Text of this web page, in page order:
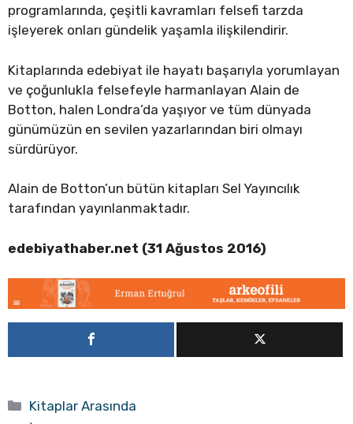
programlarında, çeşitli kavramları felsefi tarzda
işleyerek onları gündelik yaşamla ilişkilendirir.
Kitaplarında edebiyat ile hayatı başarıyla yorumlayan
ve çoğunlukla felsefeyle harmanlayan Alain de
Botton, halen Londra’da yaşıyor ve tüm dünyada
günümüzün en sevilen yazarlarından biri olmayı
sürdürüyor.
Alain de Botton’un bütün kitapları Sel Yayıncılık
tarafından yayınlanmaktadır.
edebiyathaber.net (31 Ağustos 2016)
Kategoriler
Kitaplar Arasında